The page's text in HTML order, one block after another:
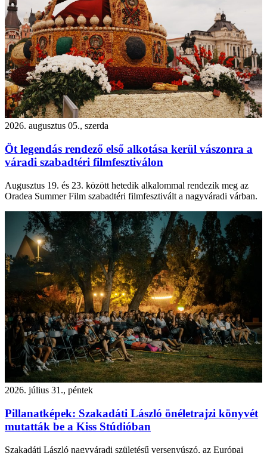
2026. augusztus 05., szerda
Öt legendás rendező első alkotása kerül vászonra a
váradi szabadtéri filmfesztiválon
Augusztus 19. és 23. között hetedik alkalommal rendezik meg az
Oradea Summer Film szabadtéri filmfesztivált a nagyváradi várban.
2026. július 31., péntek
Pillanatképek: Szakadáti László önéletrajzi könyvét
mutatták be a Kiss Stúdióban
Szakadáti László nagyváradi születésű versenyúszó, az Európai